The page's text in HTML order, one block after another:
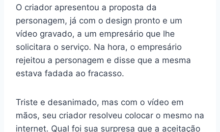
O criador apresentou a proposta da
personagem, já com o design pronto e um
vídeo gravado, a um empresário que lhe
solicitara o serviço. Na hora, o empresário
rejeitou a personagem e disse que a mesma
estava fadada ao fracasso.
Triste e desanimado, mas com o vídeo em
mãos, seu criador resolveu colocar o mesmo na
internet. Qual foi sua surpresa que a aceitação